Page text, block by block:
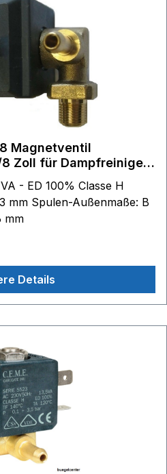
Magnetventil
Zoll für Dampfreiniger
- ED 100% Classe H
mm Spulen-Außenmaße: B
Details